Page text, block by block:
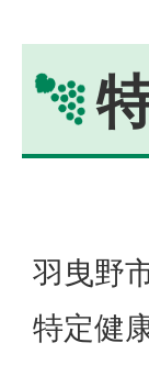
羽曳野
特定健